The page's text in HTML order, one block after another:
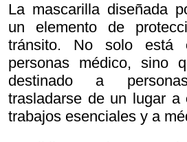
La mascarilla diseñada
un elemento de
tránsito. No solo está
personas médico, sino
destinado a
trasladarse de un lugar
trabajos esenciales y a